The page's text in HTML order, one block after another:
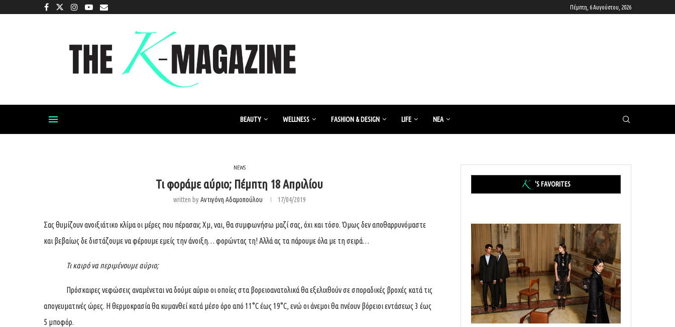
Πέμπτη, 6 Αυγούστου, 2026
BEAUTY WELLNESS FASHION & DESIGN LIFE ΝΈΑ
NEWS
Τι φοράμε αύριο; Πέμπτη 18 Απριλίου
written byΑντιγόνη Αδαμοπούλου 17/04/2019
Σας θυμίζουν ανοιξιάτικο κλίμα οι μέρες που πέρασαν; Χμ, ναι, θα συμφωνήσω μαζί σας, όχι και τόσο. Όμως δεν αποθαρρυνόμαστε
και βεβαίως δε διστάζουμε να φέρουμε εμείς την άνοιξη… φορώντας τη! Αλλά ας τα πάρουμε όλα με τη σειρά…
Τι καιρό να περιμένουμε αύριο;
Πρόσκαιρες νεφώσεις αναμένεται να δούμε αύριο οι οποίες στα βορειοανατολικά θα εξελιχθούν σε σποραδικές βροχές κατά τις
απογευματινές ώρες. Η θερμοκρασία θα κυμανθεί κατά μέσο όρο από 11°C έως 19°C, ενώ οι άνεμοι θα πνέουν βόρειοι εντάσεως 3 έως
5 μποφόρ.
'S FAVORITES